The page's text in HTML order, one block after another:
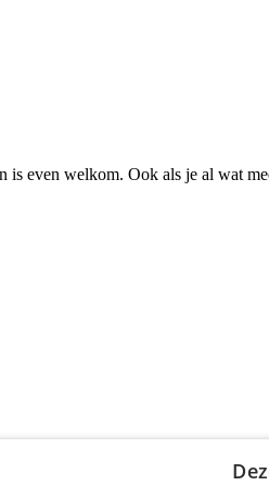
is even welkom. Ook als je al wat